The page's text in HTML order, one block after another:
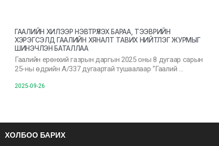
ГААЛИЙН ХИЛЭЭР НЭВТРҮҮЛЭХ БАРАА, ТЭЭВРИЙН
ХЭРЭГСЭЛД ГААЛИЙН ХЯНАЛТ ТАВИХ НИЙТЛЭГ ЖУРМЫГ
ШИНЭЧЛЭН БАТАЛЛАА
Гаалийн ерөнхий газрын даргын 2025 оны 8 дугаар сарын
25-ны өдрийн А/337 дугаартай тушаалаар “Гаалий …
2025-09-26
ХОЛБОО БАРИХ